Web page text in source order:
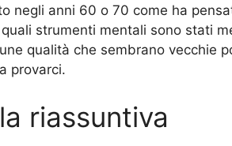
negli anni 60 o 70 come ha
strumenti mentali sono stati
qualità che sembrano vecchie
provarci.
riassuntiva